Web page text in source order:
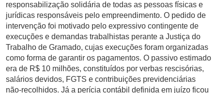
responsabilização solidária de todas as pessoas físicas e
jurídicas responsáveis pelo empreendimento. O pedido de
intervenção foi motivado pelo expressivo contingente de
execuções e demandas trabalhistas perante a Justiça do
Trabalho de Gramado, cujas execuções foram organizadas
como forma de garantir os pagamentos. O passivo estimado
era de R$ 10 milhões, constituídos por verbas rescisórias,
salários devidos, FGTS e contribuições previdenciárias
não-recolhidos. Já a perícia contábil definida em juízo ficou